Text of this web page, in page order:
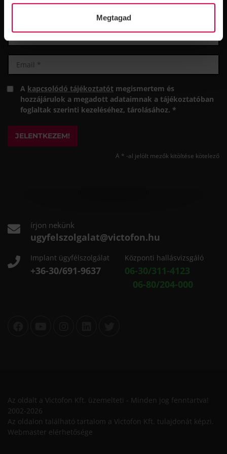
Megtagad
A kapcsolódó tájékoztatót megismertem és
hozzájárulok a megadott adataimnak a tájékoztatóban
foglaltak szerinti kezeléséhez, tárolásához. *
JELENTKEZEM!
A * -al jelölt mezők kitöltése kötelező
írjon nekünk
ugyfelszolgalat@victofon.hu
Implant ügyfélszolgálat
+36-30/691-9637
Központi hallásvizsgáló
06-30/311-4123
06-80/204-000
Az oldalt a Victofon Kft. üzemelteti - Minden jog fenntartva!
2002-2026
Az oldalon található tartalom a Victofon Kft. tulajdonát képzi.
Webmaster elérhetősége